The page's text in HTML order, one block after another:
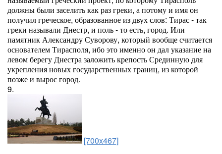
должны были заселить как раз греки, а потому и имя он
получил греческое, образованное из двух слов: Тирас - так
греки называли Днестр, и поль - то есть, город. Или
памятник Александру Суворову, который вообще считается
основателем Тирасполя, ибо это именно он дал указание на
левом берегу Днестра заложить крепость Срединную для
укрепления новых государственных границ, из которой
позже и вырос город.
9.
[700x467]